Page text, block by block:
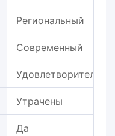
Региональный
Современный
Утрачены
Да